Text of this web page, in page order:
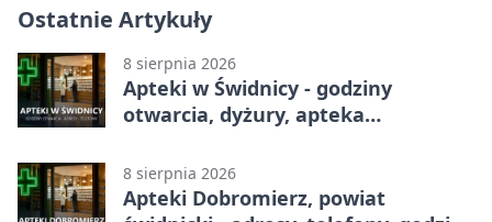
Ostatnie Artykuły
8 sierpnia 2026
Apteki w Świdnicy - godziny
otwarcia, dyżury, apteka
8 sierpnia 2026
Apteki Dobromierz, powiat